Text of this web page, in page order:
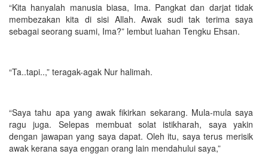
“Kita hanyalah manusia biasa, Ima. Pangkat dan darjat tidak
membezakan kita di sisi Allah. Awak sudi tak terima saya
sebagai seorang suami, Ima?” lembut luahan Tengku Ehsan.
“Ta..tapi..,” teragak-agak Nur halimah.
“Saya tahu apa yang awak fikirkan sekarang. Mula-mula saya
ragu juga. Selepas membuat solat istikharah, saya yakin
dengan jawapan yang saya dapat. Oleh itu, saya terus merisik
awak kerana saya enggan orang lain mendahului saya,”